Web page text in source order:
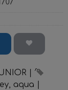
aqua